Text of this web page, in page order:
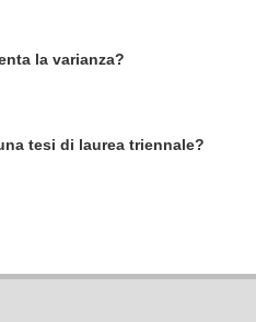
la varianza?
tesi di laurea triennale?